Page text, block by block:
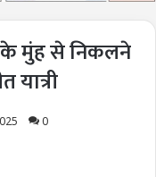
के मुंह से निकलने
0